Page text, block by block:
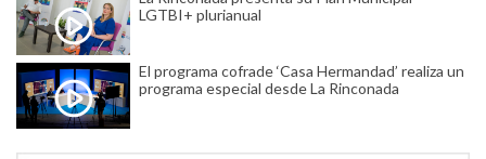
LGTBI+ plurianual
El programa cofrade ‘Casa Hermandad’ realiza un
programa especial desde La Rinconada